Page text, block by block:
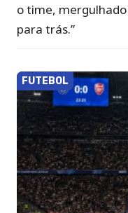
o time,
para trás.”
FUTEBOL